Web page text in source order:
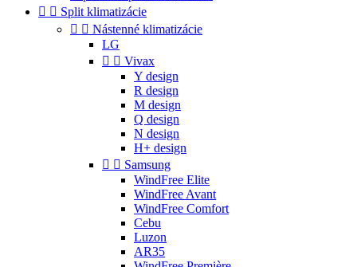
  Split klimatizácie
  Nástenné klimatizácie
LG
  Vivax
Y design
R design
M design
Q design
N design
H+ design
  Samsung
WindFree Elite
WindFree Avant
WindFree Comfort
Cebu
Luzon
AR35